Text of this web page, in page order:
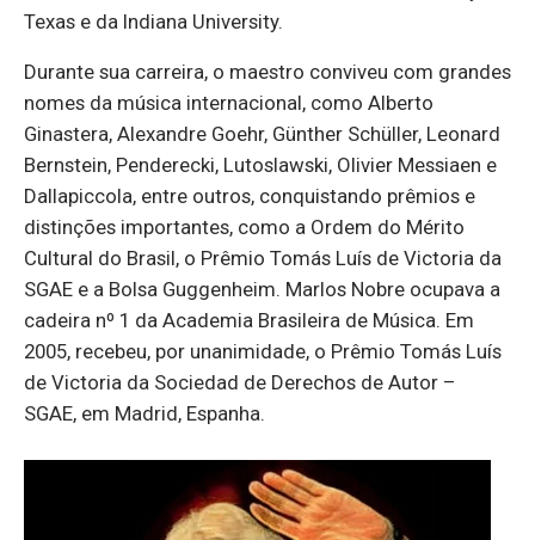
Texas e da Indiana University.
Durante sua carreira, o maestro conviveu com grandes
nomes da música internacional, como Alberto
Ginastera, Alexandre Goehr, Günther Schüller, Leonard
Bernstein, Penderecki, Lutoslawski, Olivier Messiaen e
Dallapiccola, entre outros, conquistando prêmios e
distinções importantes, como a Ordem do Mérito
Cultural do Brasil, o Prêmio Tomás Luís de Victoria da
SGAE e a Bolsa Guggenheim. Marlos Nobre ocupava a
cadeira nº 1 da Academia Brasileira de Música. Em
2005, recebeu, por unanimidade, o Prêmio Tomás Luís
de Victoria da Sociedad de Derechos de Autor –
SGAE, em Madrid, Espanha.